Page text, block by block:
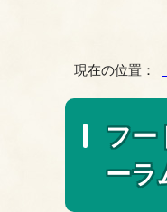
現在の位置：
フー
ーラ